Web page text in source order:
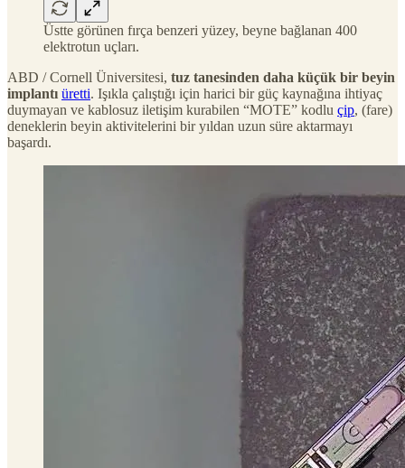
Üstte görünen fırça benzeri yüzey, beyne bağlanan 400
elektrotun uçları.
ABD / Cornell Üniversitesi, tuz tanesinden daha küçük bir beyin
implantı üretti. Işıkla çalıştığı için harici bir güç kaynağına ihtiyaç
duymayan ve kablosuz iletişim kurabilen “MOTE” kodlu çip, (fare)
deneklerin beyin aktivitelerini bir yıldan uzun süre aktarmayı
başardı.